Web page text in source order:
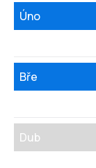
Úno
Bře
Dub